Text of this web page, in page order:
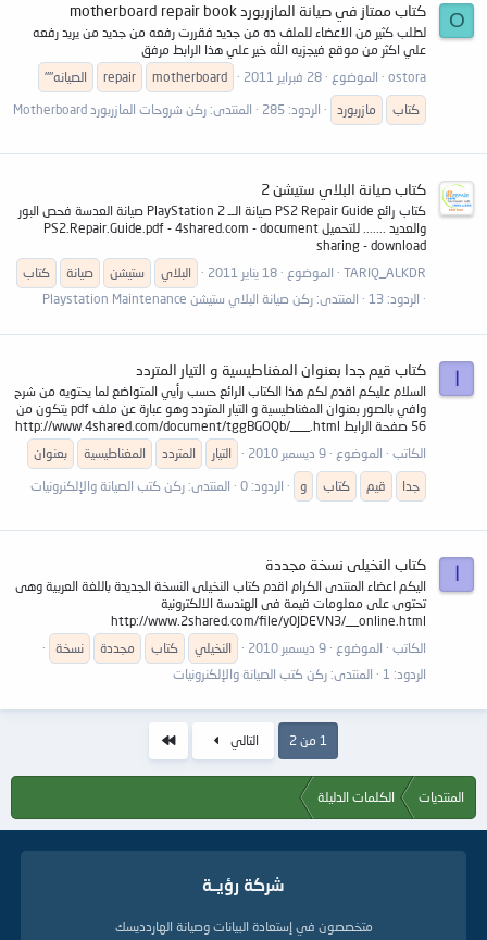
O كتاب ممتاز في صيانة المازربورد motherboard repair book
لطلب كثير من الاعضاء للملف ده من جديد فقررت رفعه من جديد من يريد رفعه
علي اكثر من موقع فيجزيه الله خير علي هذا الرابط مرفق
ostora
الموضوع 28 فبراير 2011 motherboard
repair
الصيانه""
كتاب
مازربورد الردود: 285 المنتدى: ركن شروحات المازربورد Motherboard
كتاب صيانة البلاي ستيشن 2
كتاب رائع PS2 Repair Guide صيانة الــ PlayStation 2 صيانة العدسة فحص البور
والعديد ....... للتحميل PS2.Repair.Guide.pdf - 4shared.com - document
sharing - download
TARIQ_ALKDR
الموضوع 18 يناير 2011 البلاي ستيشن صيانة
كتاب
الردود: 13
المنتدى: ركن صيانة البلاي ستيشن Playstation Maintenance
ا كتاب قيم جدا بعنوان المغناطيسية و التيار المتردد
السلام عليكم اقدم لكم هذا الكتاب الرائع حسب رأيي المتواضع لما يحتويه من شرح
وافي بالصور بعنوان المغناطيسية و التيار المتردد وهو عبارة عن ملف pdf يتكون من
56 صفحة الرابط http://www.4shared.com/document/tggBGOQb/___.html
الكاتب
الموضوع 9 ديسمبر 2010 التيار المتردد المغناطيسية
بعنوان
جدا
قيم كتاب و الردود: 0 المنتدى: ركن كتب الصيانة والإلكنرونيات
كتاب النخيلى نسخة مجددة
اليكم اعضاء المنتدى الكرام اقدم كتاب النخيلى النسخة الجديدة باللغة العربية وهى
تحتوى على معلومات قيمة فى الهندسة الالكترونية
http://www.2shared.com/file/y0JDEVN3/__online.html
الكاتب
الموضوع 9 ديسمبر 2010 النخيلي كتاب مجددة
نسخة
الردود: 1
المنتدى: ركن كتب الصيانة والإلكنرونيات
1 من 2 التالي
المنتديات الكلمات الدليلة
شركة رؤيــة
متخصصون في إستعادة البيانات وصيانة الهاردديسك